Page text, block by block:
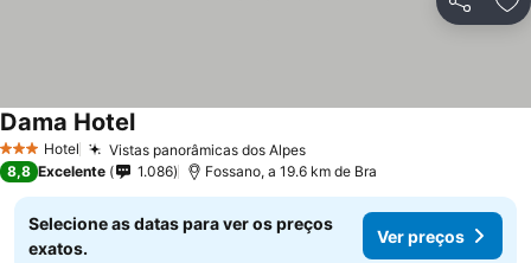
Partilhar
3 EstrelasHotel Vistas panorâmicas dos Alpes
Dama Hotel
8,8 Excelente 1.086 Fossano, a 19.6 km de Bra
Selecione as datas para ver os preços
exatos.
Ver preços